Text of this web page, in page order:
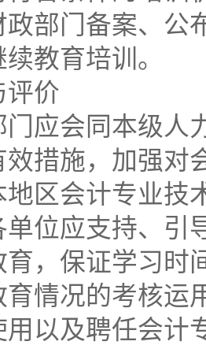
政部门备案、公
教育培训。
评价
门应会同本级人
效措施，加强对
地区会计专业技
单位应支持、引
育，保证学习时
育情况的考核运
用以及聘任会计